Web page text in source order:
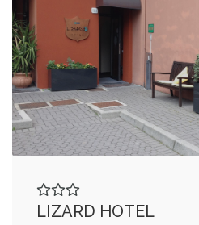
LIZARD HOTEL